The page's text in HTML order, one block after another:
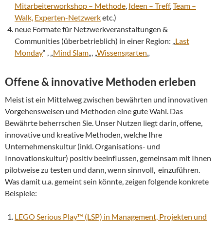
Mitarbeiterworkshop – Methode Ideen – Treff, Team –
Walk, Experten-Netzwerketc.)
neue Formate für Netzwerkveranstaltungen &
Communities (überbetrieblich) in einer Region: „ Last
Monday“ , „ Mind Slam Wissensgarten
Offene & innovative Methoden erleben
Meist ist ein Mittelweg zwischen bewährten und innovativen
Vorgehensweisen und Methoden eine gute Wahl. Das
Bewährte beherrschen Sie. Unser Nutzen liegt darin, offene,
innovative und kreative Methoden, welche Ihre
Unternehmenskultur (inkl. Organisations- und
Innovationskultur) positiv beeinflussen, gemeinsam mit Ihnen
pilotweise zu testen und dann, wenn sinnvoll, einzuführen.
Was damit u.a. gemeint sein könnte, zeigen folgende konkrete
Beispiele:
LEGO Serious Play™ (LSP) in Management, Projekten und